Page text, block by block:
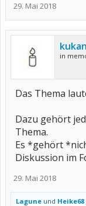
29. Mai 2018
in
Das Thema
Dazu gehört
Thema.
Es *gehört
Diskussion im
29. Mai 2018
Lagune und Heike68